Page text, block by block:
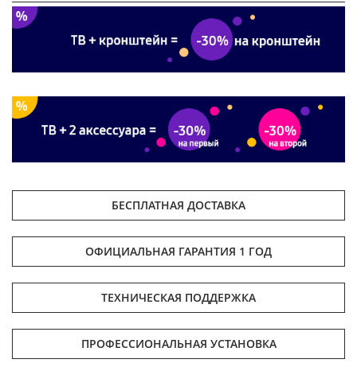
БЕСПЛАТНАЯ ДОСТАВКА
ОФИЦИАЛЬНАЯ ГАРАНТИЯ 1 ГОД
ТЕХНИЧЕСКАЯ ПОДДЕРЖКА
ПРОФЕССИОНАЛЬНАЯ УСТАНОВКА